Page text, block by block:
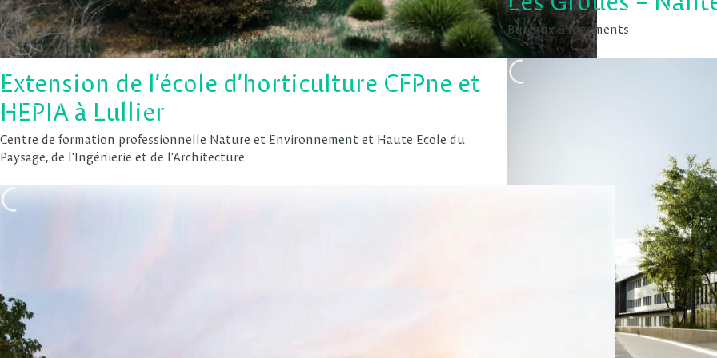
Extension de l’école d’horticulture CFPne et
HEPIA à Lullier
Centre de formation professionnelle Nature et Environnement et Haute Ecole du
Paysage, de l’Ingénierie et de l’Architecture
Bureaux & logements